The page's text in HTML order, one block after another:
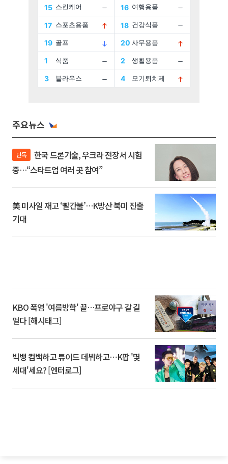
주요뉴스
단독
중…“스타트업 여러 곳 참여”
美 미사일 재고 ‘빨간불’…K방산 북미 진출
기대
KBO 폭염 '여름방학' 끝…프로야구 갈 길
멀다 [해시태그]
빅뱅 컴백하고 튜이드 데뷔하고⋯K팝 '몇
세대'세요? [엔터로그]